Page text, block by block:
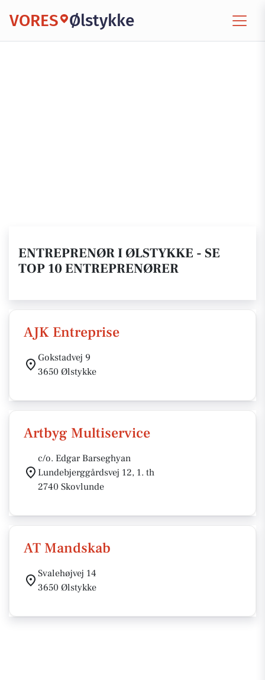
VORES Ølstykke
ENTREPRENØR I ØLSTYKKE - SE
TOP 10 ENTREPRENØRER
AJK Entreprise
Gokstadvej 9
3650 Ølstykke
Artbyg Multiservice
c/o. Edgar Barseghyan
Lundebjerggårdsvej 12, 1. th
2740 Skovlunde
AT Mandskab
Svalehøjvej 14
3650 Ølstykke